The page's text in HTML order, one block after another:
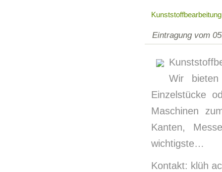
Eintragung vom
Wir
Einzelstücke
Maschinen
Kanten,
wichtigste…
Kontakt: klüh